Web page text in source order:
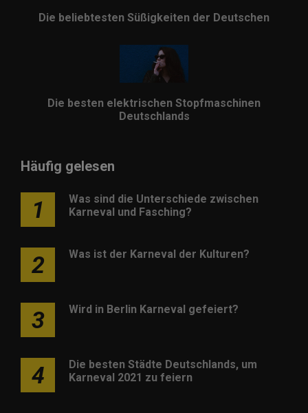
Die beliebtesten Süßigkeiten der Deutschen
Die besten elektrischen Stopfmaschinen
Deutschlands
Häufig gelesen
1
Was sind die Unterschiede zwischen
Karneval und Fasching?
2 Was ist der Karneval der Kulturen?
3 Wird in Berlin Karneval gefeiert?
4
Die besten Städte Deutschlands, um
Karneval 2021 zu feiern